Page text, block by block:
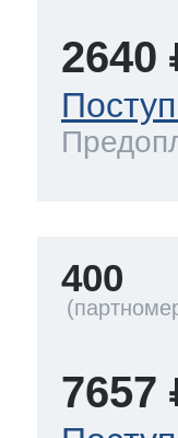
2640
400
7657